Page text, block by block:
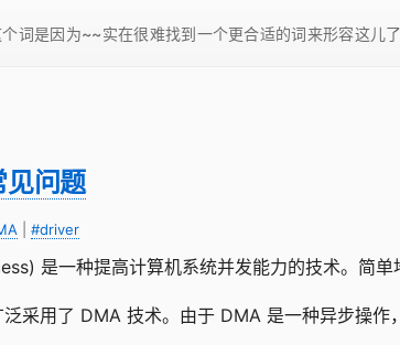
词是因为~~实在很难找到一个更合适的词来形容这儿
问题
#driver
是一种提高计算机系统并发能力的技术。简单
采用了 DMA 技术。由于 DMA 是一种异步操作